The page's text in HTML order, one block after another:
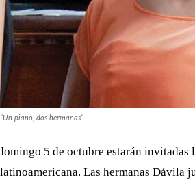
producido por Creative Medios-
en el piso 5 del Centro Comercial
un costo de Bs. 480 y las funciones
al (0212) 211 53 11.